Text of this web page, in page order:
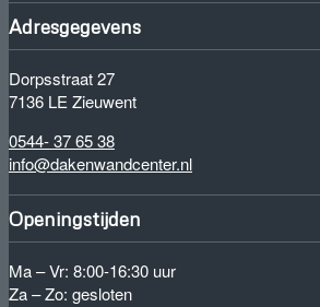
Adresgegevens
Dorpsstraat 27
7136 LE Zieuwent
0544- 37 65 38
info@dakenwandcenter.nl
Openingstijden
Ma – Vr: 8:00-16:30 uur
Za – Zo: gesloten